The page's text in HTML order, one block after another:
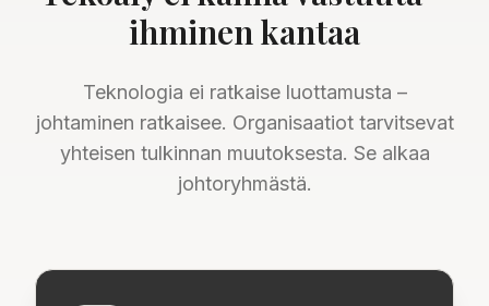
ihminen kantaa
Teknologia ei ratkaise luottamusta –
johtaminen ratkaisee. Organisaatiot tarvitsevat
yhteisen tulkinnan muutoksesta. Se alkaa
johtoryhmästä.